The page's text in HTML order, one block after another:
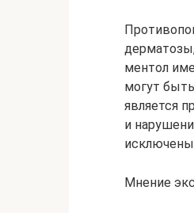
ментол
могут
является
и
Мнение